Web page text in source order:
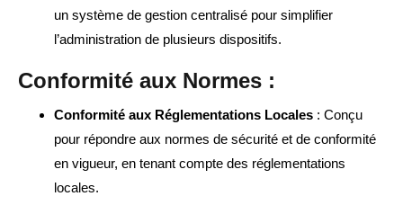
un système de gestion centralisé pour simplifier
l’administration de plusieurs dispositifs.
Conformité aux Normes :
Conformité aux Réglementations Locales : Conçu
pour répondre aux normes de sécurité et de conformité
en vigueur, en tenant compte des réglementations
locales.